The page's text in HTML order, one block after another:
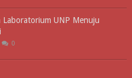
Laboratorium UNP Menuju
0